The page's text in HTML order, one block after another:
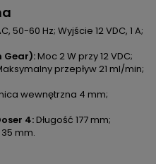
50-60 Hz; Wyjście 12 VDC, 1 A;
Gear):Moc 2 W przy 12 VDC;
przepływ 21 ml/min;
wewnętrzna 4 mm;
4:Długość 177 mm;
mm.